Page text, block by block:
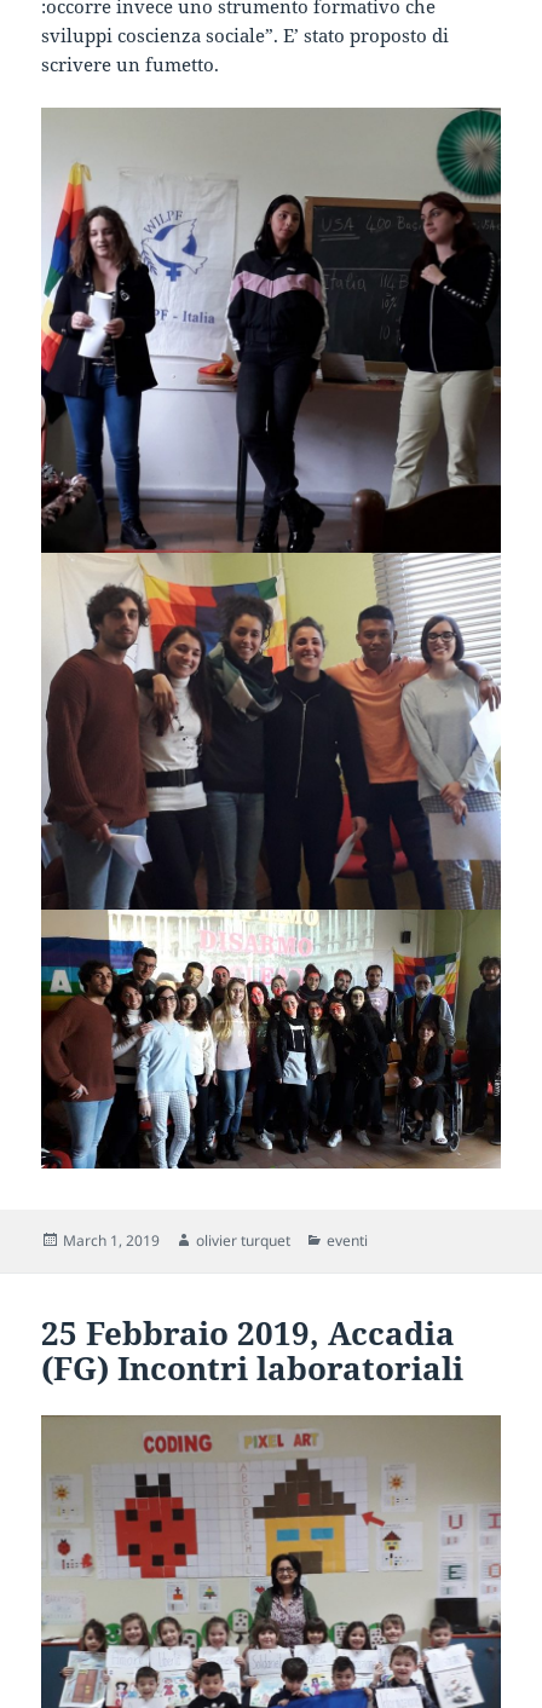
:occorre invece uno strumento formativo che
sviluppi coscienza sociale”. E’ stato proposto di
scrivere un fumetto.
Posted
March 1, 2019 Author
olivier turquet Categories
eventi
25 Febbraio 2019, Accadia
(FG) Incontri laboratoriali